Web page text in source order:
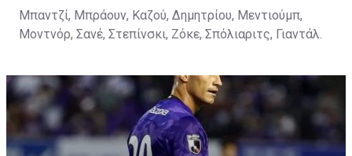
Μπαντζί, Μπράουν, Καζού, Δημητρίου, Μεντιούμπ,
Μοντνόρ, Σανέ, Στεπίνσκι, Ζόκε, Σπόλιαριτς, Γιαντάλ.